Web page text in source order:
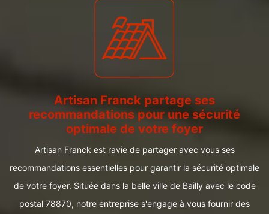
Artisan Franck partage ses
recommandations pour une sécurité
optimale de votre foyer
Artisan Franck est ravie de partager avec vous ses
recommandations essentielles pour garantir la sécurité optimale
de votre foyer. Située dans la belle ville de Bailly avec le code
postal 78870, notre entreprise s'engage à vous fournir des